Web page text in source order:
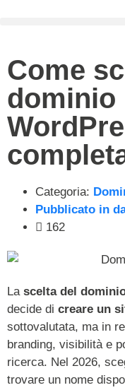
Come
dominio
Categoria:
Pubblicato in
162
La scelta del
decide di creare un
sottovalutata, ma in
branding, visibilità e
ricerca. Nel 2026,
trovare un nome